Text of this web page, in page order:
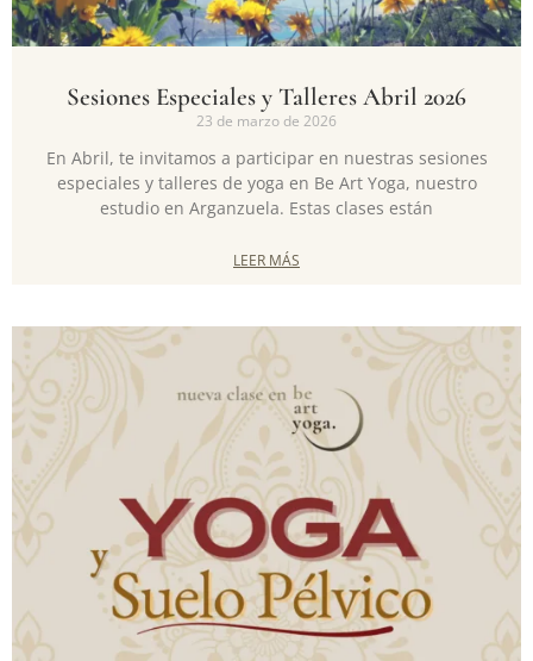
Sesiones Especiales y Talleres Abril 2026
23 de marzo de 2026
En Abril, te invitamos a participar en nuestras sesiones
especiales y talleres de yoga en Be Art Yoga, nuestro
estudio en Arganzuela. Estas clases están
LEER MÁS